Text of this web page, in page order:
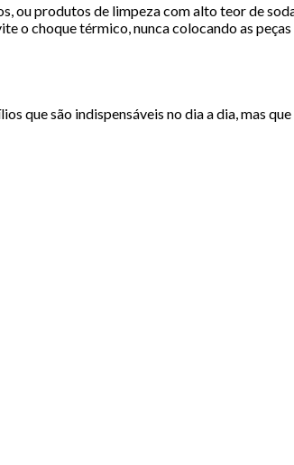
ou produtos de limpeza com alto teor de
o choque térmico, nunca colocando as
que são indispensáveis no dia a dia, mas